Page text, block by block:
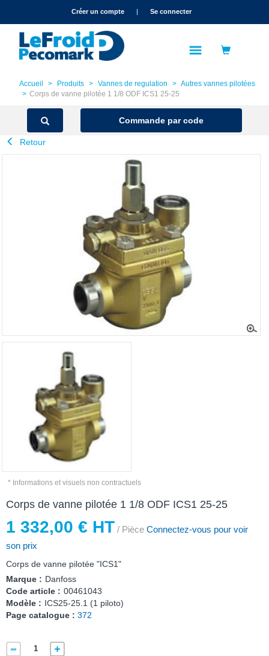
text.skipToNavigationCréer un compte | Se connecter
Accueil Produits Vannes de regulation
Autres vannes pilotées
Corps de vanne pilotée 1 1/8 ODF ICS1 25-25
Commande par code
Retour
* Informations et visuels non contractuels
Corps de vanne pilotée 1 1/8 ODF ICS1 25-25
1 332,00 € HT / Pièce Connectez-vous pour voir
son prix
Corps de vanne pilotée "ICS1"
Marque : Danfoss
Code article : 00461043
Modèle : ICS25-25.1 (1 piloto)
Page catalogue : 372